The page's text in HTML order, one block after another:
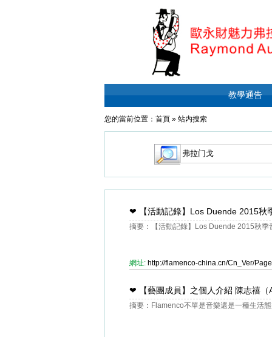
教學通告
您的當前位置： 首頁 » 站内搜索
❤ 【活動記錄】Los Duende 2015
摘要：【活動記錄】Los Duende 2015秋季
網址: http://flamenco-china.cn/Cn_Ver/
❤ 【藝團成員】之個人介紹 陳志禧（
摘要：Flamenco不單是音樂還是一種生活